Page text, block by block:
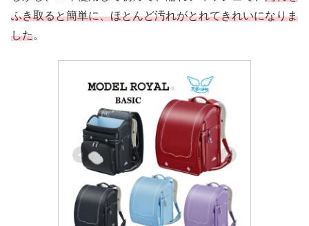
ふき取ると簡単に、ほとんど汚れがとれてきれいになりま
した。